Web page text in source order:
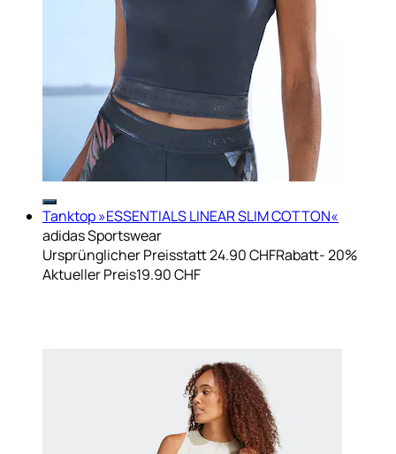
Tanktop »ESSENTIALS LINEAR SLIM COTTON«
adidas Sportswear
Ursprünglicher Preisstatt 24.90 CHFRabatt- 20%
Aktueller Preis19.90 CHF